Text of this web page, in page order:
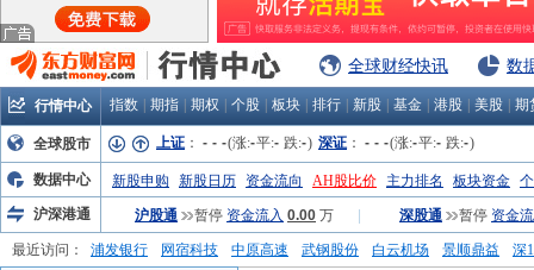
全球财经快讯 数
行情中心 指数 期指 期权 个股 板块 排行 新股 基金 港股 美股 期
全球股市 上证 ： - - -(涨:-平:- 跌:-) 深证 ： - - -(涨:-平:- 跌:-)
数据中心 新股申购 新股日历 资金流向 AH股比价 主力排名 板块资金
沪深港通
沪股通 暂停 资金流入 0.00 万 深股通 暂停 资金
最近访问： 浦发银行 网宿科技 中原高速 武钢股份 白云机场 景顺鼎益
深